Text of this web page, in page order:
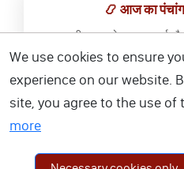
📿 आज का
सभी व्रत, त्योहार, शुभ मुहूर्त
📅 हिंदी कैलेंडर
We use cookies to ensure
experience on our website.
site, you agree to the use of
more